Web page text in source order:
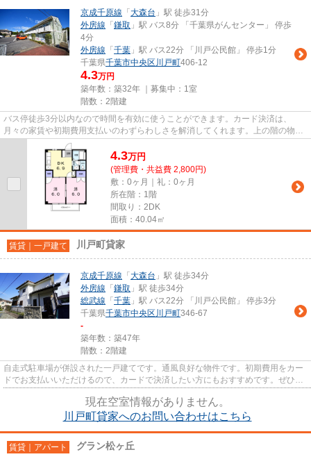
京成千原線 「 大森台 」駅 徒歩31分
外房線 「 鎌取 」駅 バス8分 「千葉県がんセンター」 停歩
4分
外房線 「 千葉 」駅 バス22分 「川戸公民館」 停歩1分
千葉県千葉市中央区 川戸町406-12
4.3万円
築年数：築32年 ｜募集中： 1室
階数：2階建
バス停徒歩3分以内なので時間を有効に使うことができます。カード決済は、
月々の家賃や初期費用支払いのわずらわしさを解消してくれます。上の階の物音
に悩んでいる方は、上階無しの物...
4.3万円
(管理費・共益費 2,800円)
敷：0ヶ月｜礼：0ヶ月
所在階：1階
間取り：2DK
面積：40.04㎡
賃貸｜一戸建て 川戸町貸家
京成千原線 「 大森台 」駅 徒歩34分
外房線 「 鎌取 」駅 徒歩34分
総武線 「 千葉 」駅 バス22分 「川戸公民館」 停歩3分
千葉県千葉市中央区 川戸町346-67
-
築年数：築47年
階数：2階建
自走式駐車場が併設された一戸建てです。通風良好な物件です。初期費用をカー
ドでお支払いいただけるので、カードで決済したい方にもおすすめです。ぜひ一
現在空室情報がありません。
川戸町貸家へのお問い合わせはこちら
賃貸｜アパート グラン松ヶ丘